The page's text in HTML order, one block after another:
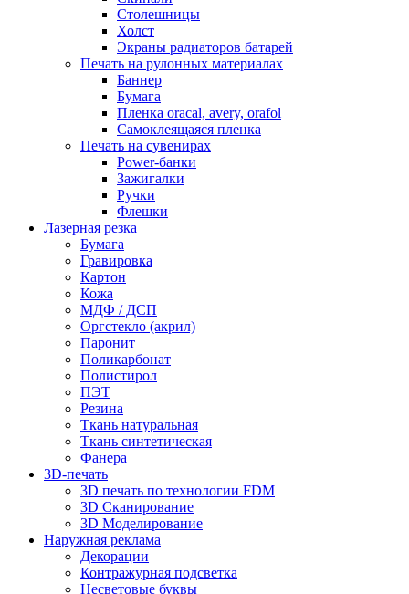
Столешницы
Холст
Экраны радиаторов батарей
Печать на рулонных материалах
Баннер
Бумага
Пленка oracal, avery, orafol
Самоклеящаяся пленка
Печать на сувенирах
Power-банки
Зажигалки
Ручки
Флешки
Лазерная резка
Бумага
Гравировка
Картон
Кожа
МДФ / ДСП
Оргстекло (акрил)
Паронит
Поликарбонат
Полистирол
ПЭТ
Резина
Ткань натуральная
Ткань синтетическая
Фанера
3D-печать
3D печать по технологии FDM
3D Сканирование
3D Моделирование
Наружная реклама
Декорации
Контражурная подсветка
Несветовые буквы